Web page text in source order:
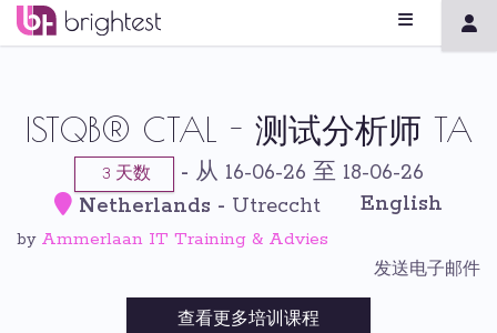
ISTQB® CTAL - 测试分析师 TA
3 天数 - 从 16-06-26 至 18-06-26
Netherlands - Utreccht English
by Ammerlaan IT Training & Advies
发送电子邮件
查看更多培训课程